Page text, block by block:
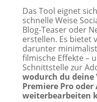
Das Tool eignet
schnelle Weise
Blog-Teaser oder
erstellen. Es bietet
darunter
filmische Effekte –
Schnittstelle zur
wodurch du deine
Premiere Pro oder
weiterbearbeiten